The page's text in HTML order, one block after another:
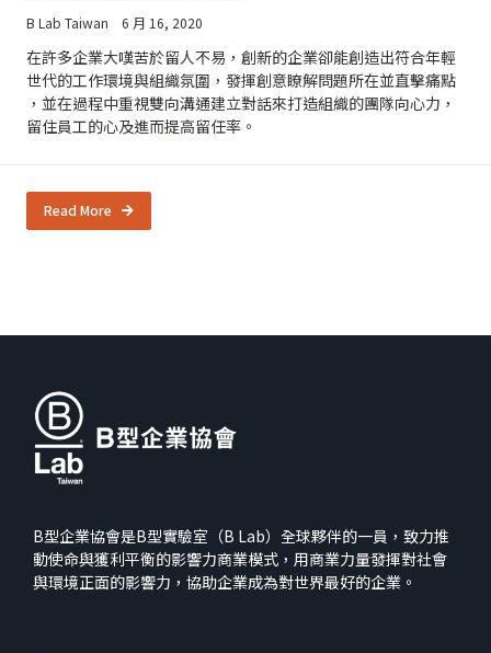
B Lab Taiwan 6 月 16, 2020
在許多企業大嘆苦於留人不易，創新的企業卻能創造出符合年輕
世代的工作環境與組織氛圍，發揮創意瞭解問題所在並直擊痛點
，並在過程中重視雙向溝通建立對話來打造組織的團隊向心力，
留住員工的心及進而提高留任率。
Read More
B型企業協會是B型實驗室（B Lab）全球夥伴的一員，致力推
動使命與獲利平衡的影響力商業模式，用商業力量發揮對社會
與環境正面的影響力，協助企業成為對世界最好的企業。